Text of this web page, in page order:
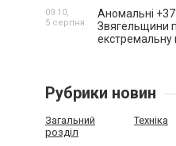
Аномальні
Звягельщини
екстремальну
09:10,
5 серпня
Рубрики новин
Загальний
розділ
Техніка